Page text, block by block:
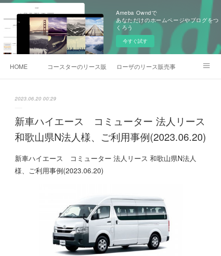
Ameba Owndで
あなただけのホームページやブログをつ
くろう
今すぐ試す
HOME コースターのリース販売事例ローザのリース販売事例
2023.06.20 00:29
新車ハイエース コミューター 法人リース
和歌山県N法人様、ご利用事例(2023.06.20)
新車ハイエース コミューター 法人リース 和歌山県N法人
様、ご利用事例(2023.06.20)